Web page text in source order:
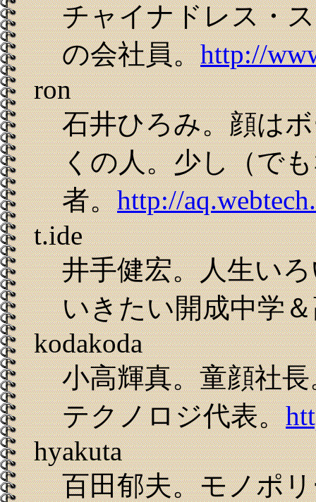
チャイナドレス・
の会社員。http://
ron
石井ひろみ。顔は
くの人。少し（で
者。http://
t.ide
井手健宏。人生い
いきたい開成中学
kodakoda
小高輝真。童顔社
テクノロジ代表。
hyakuta
百田郁夫。モノポ